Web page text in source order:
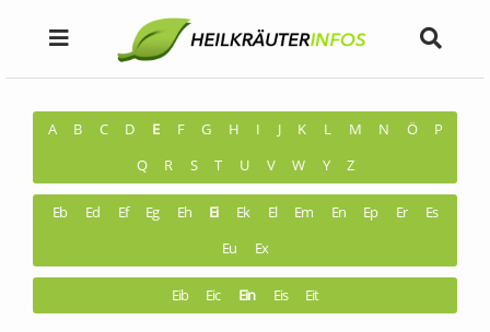
A B C D E F G H I J K L M N Ö
P
Q
R S T U V W Y Z
Eb Ed Ef Eg Eh Ei Ek El Em En Ep Er
Es
Eu
Ex
Eib Eic Ein Eis Eit